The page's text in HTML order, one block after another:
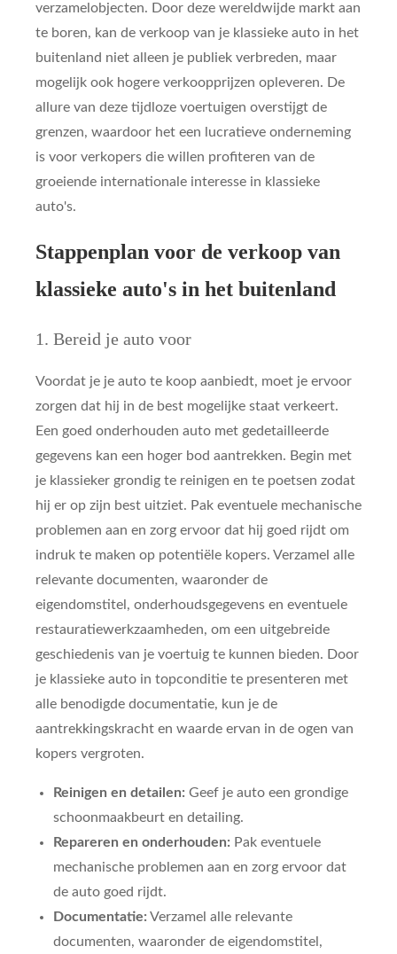
verzamelobjecten. Door deze wereldwijde markt aan
te boren, kan de verkoop van je klassieke auto in het
buitenland niet alleen je publiek verbreden, maar
mogelijk ook hogere verkoopprijzen opleveren. De
allure van deze tijdloze voertuigen overstijgt de
grenzen, waardoor het een lucratieve onderneming
is voor verkopers die willen profiteren van de
groeiende internationale interesse in klassieke
auto's.
Stappenplan voor de verkoop van
klassieke auto's in het buitenland
1. Bereid je auto voor
Voordat je je auto te koop aanbiedt, moet je ervoor
zorgen dat hij in de best mogelijke staat verkeert.
Een goed onderhouden auto met gedetailleerde
gegevens kan een hoger bod aantrekken. Begin met
je klassieker grondig te reinigen en te poetsen zodat
hij er op zijn best uitziet. Pak eventuele mechanische
problemen aan en zorg ervoor dat hij goed rijdt om
indruk te maken op potentiële kopers. Verzamel alle
relevante documenten, waaronder de
eigendomstitel, onderhoudsgegevens en eventuele
restauratiewerkzaamheden, om een uitgebreide
geschiedenis van je voertuig te kunnen bieden. Door
je klassieke auto in topconditie te presenteren met
alle benodigde documentatie, kun je de
aantrekkingskracht en waarde ervan in de ogen van
kopers vergroten.
Reinigen en detailen: Geef je auto een grondige
schoonmaakbeurt en detailing.
Repareren en onderhouden: Pak eventuele
mechanische problemen aan en zorg ervoor dat
de auto goed rijdt.
Documentatie: Verzamel alle relevante
documenten, waaronder de eigendomstitel,